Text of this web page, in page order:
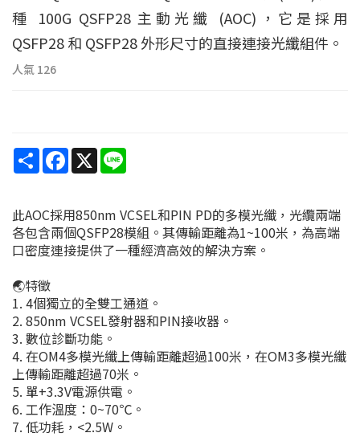
種 100G QSFP28 主動光纖 (AOC)，它是採用
QSFP28 和 QSFP28 外形尺寸的直接連接光​​纖組件。
人氣 126
Share Facebook
X
此AOC採用850nm VCSEL和PIN PD的多模光纖，光纜兩端
各包含兩個QSFP28模組。其傳輸距離為1~100米，為高端
口密度連接提供了一種經濟高效的解決方案。
🌏特徵
1. 4個獨立的全雙工通道。
2. 850nm VCSEL發射器和PIN接收器。
3. 數位診斷功能。
4. 在OM4多模光纖上傳輸距離超過100米，在OM3多模光纖
上傳輸距離超過70米。
5. 單+3.3V電源供電。
6. 工作溫度：0~70℃。
7. 低功耗，<2.5W。